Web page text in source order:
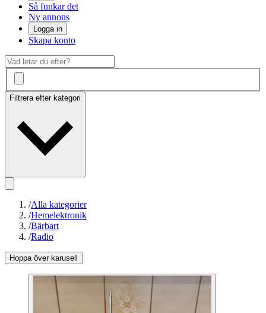
Så funkar det
Ny annons
Logga in
Skapa konto
Filtrera efter kategori
/Alla kategorier
/Hemelektronik
/Bärbart
/Radio
Hoppa över karusell